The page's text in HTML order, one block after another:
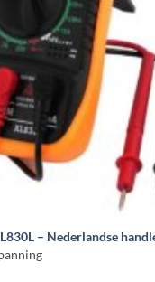
– Nederlandse